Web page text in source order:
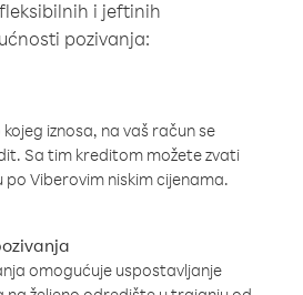
i jeftinih
pozivanja:
iznosa, na vaš račun se
Sa tim kreditom možete zvati
po Viberovim niskim cijenama.
omogućuje uspostavljanje